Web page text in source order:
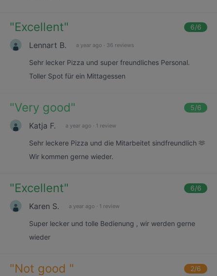
"Excellent" 6/6
Lennart B. a year ago · 36 reviews
Sehr lecker Pizza und super freundliches Personal.
Toller Spot für ein Mittagessen
"Very good" 5/6
Katja F. a year ago · 1 review
Sehr leckere Pizza und die Mitarbeitet sindfreundlich 🫶
Wir kommen gerne wieder.
"Excellent" 6/6
Karen S. a year ago · 1 review
Super lecker und tolle Bedienung , wir werden gerne
wieder
"Not good " 2/6